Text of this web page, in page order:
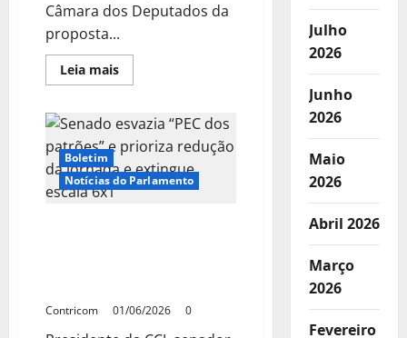
Câmara dos Deputados da
proposta...
Leia maisLeia
mais
da
PEC
joga
pressão
sobre
senadores
pelo
Boletim
Notícias do Parlamento
Contricom 01/06/2026 0
Julho
2026
Junho
2026
Maio
2026
Abril 2026
Março
2026
Fevereiro